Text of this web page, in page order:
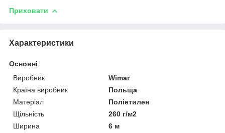
Приховати
Характеристики
Основні
Виробник
Wimar
Країна виробник
Польща
Матеріал
Поліетилен
Щільність
260 г/м2
Ширина
6 м